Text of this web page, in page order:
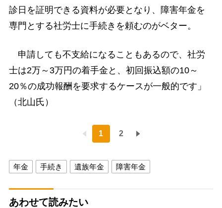
診日を証明できる資料が必要となり、障害年金を
専門とする社労士に手続きを頼むのがベター。
申請しても不支給になることもあるので、社労
士は2万～3万円の着手金と、初回振込額の10～
20％の成功報酬を要求するケースが一般的です」
（北山氏）
1 2
年金 手続き 遺族年金 障害年金
あわせて読みたい